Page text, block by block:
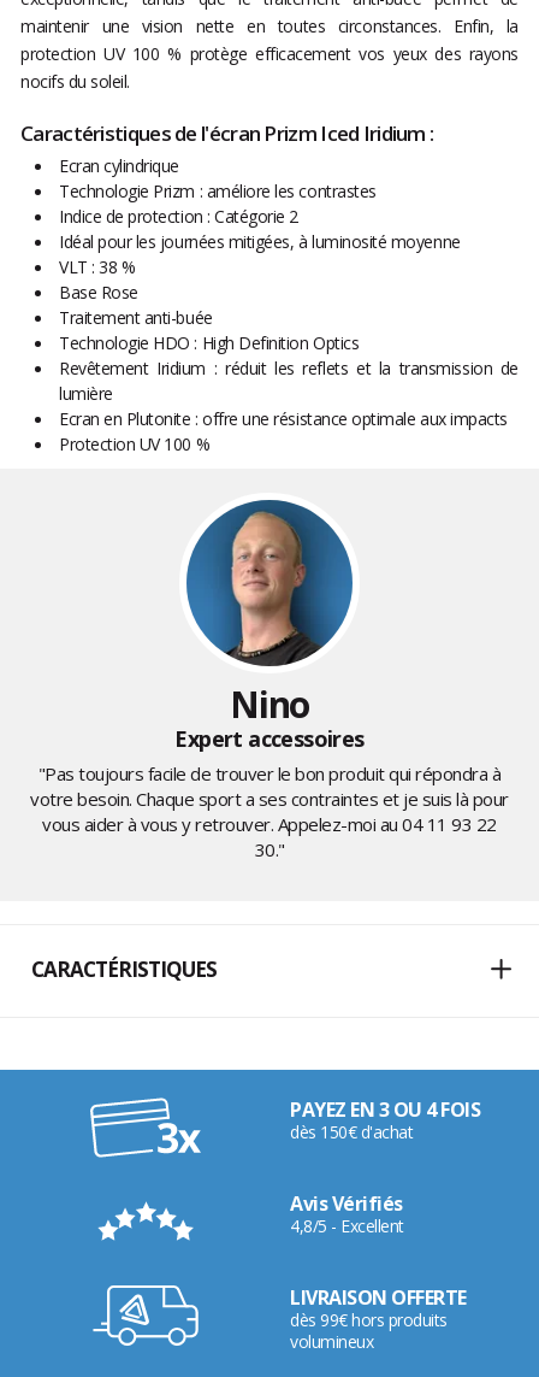
maintenir une vision nette en toutes circonstances. Enfin, la
protection UV 100 % protège efficacement vos yeux des rayons
nocifs du soleil.
Caractéristiques de l'écran Prizm Iced Iridium :
Ecran cylindrique
Technologie Prizm : améliore les contrastes
Indice de protection : Catégorie 2
Idéal pour les journées mitigées, à luminosité moyenne
VLT : 38 %
Base Rose
Traitement anti-buée
Technologie HDO : High Definition Optics
Revêtement Iridium : réduit les reflets et la transmission de
lumière
Ecran en Plutonite : offre une résistance optimale aux impacts
Protection UV 100 %
Nino
Expert accessoires
"Pas toujours facile de trouver le bon produit qui répondra à
votre besoin. Chaque sport a ses contraintes et je suis là pour
vous aider à vous y retrouver. Appelez-moi au04 11 93 22
30."
CARACTÉRISTIQUES
PAYEZ EN 3 OU 4 FOIS
dès 150€ d'achat
Avis Vérifiés
4,8/5 - Excellent
LIVRAISON OFFERTE
dès 99€ hors produits
volumineux